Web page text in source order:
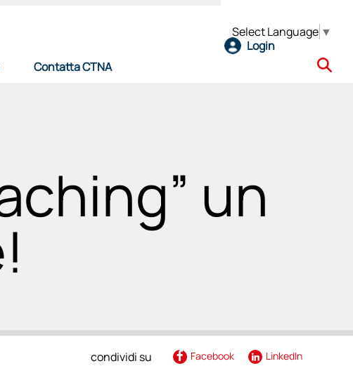
del CTNA
il futuro
Contatta CTNA
Select Language ▼
Login
un
condividi su Facebook LinkedIn